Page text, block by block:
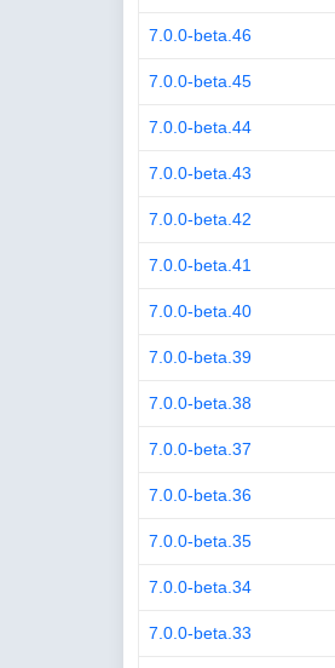
7.0.0-beta.46
7.0.0-beta.45
7.0.0-beta.44
7.0.0-beta.43
7.0.0-beta.42
7.0.0-beta.41
7.0.0-beta.40
7.0.0-beta.39
7.0.0-beta.38
7.0.0-beta.37
7.0.0-beta.36
7.0.0-beta.35
7.0.0-beta.34
7.0.0-beta.33